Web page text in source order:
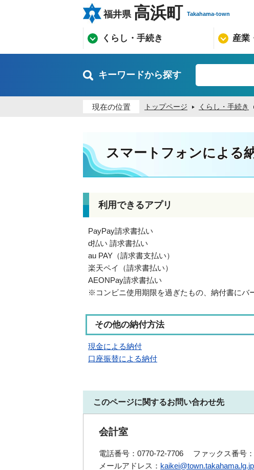
福井県 高浜町 Takahama-town
くらし・手続き 産業
キーワードから探す
現在の位置 トップページ くらし・手続き
スマートフォンによる
利用できるアプリ
PayPay請求書払い
d払い 請求書払い
au PAY（請求書支払い）
楽天ペイ（請求書払い）
AEONPay請求書払い
※コンビニ使用期限を過ぎたもの、納付書にバ
その他の納付方法
現金による納付
口座振替による納付
このページに関するお問い合わせ先
会計室
電話番号：0770-72-7706
ファックス番号
メールアドレス： kaikei@town.takahama.lg.jp